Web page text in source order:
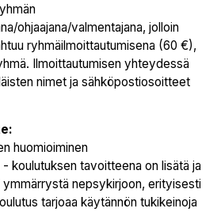
ohjaajana/valmentajana, jolloin
ryhmäilmoittautumisena (60 €),
Ilmoittautumisen yhteydessä
nimet ja sähköpostiosoitteet
huomioiminen
koulutuksen tavoitteena on lisätä ja
nepsykirjoon, erityisesti
tarjoaa käytännön tukikeinoja